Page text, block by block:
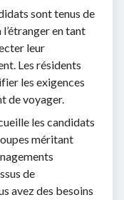
sont tenus de
en tant
leur
Les résidents
les exigences
de voyager.
les candidats
méritant
de
avez des besoins